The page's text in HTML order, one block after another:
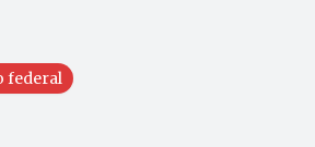
federal